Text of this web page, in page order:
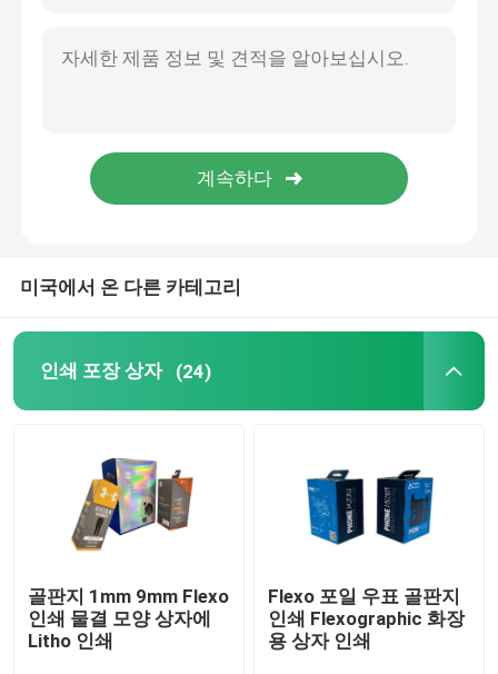
전자 상거래 포장 상자
미국에서 온 다른 카테고리
인쇄 포장 상자 (24)
골판지 1mm 9mm Flexo
인쇄 물결 모양 상자에
Litho 인쇄
Flexo 포일 우표 골판지
인쇄 Flexographic 화장
용 상자 인쇄